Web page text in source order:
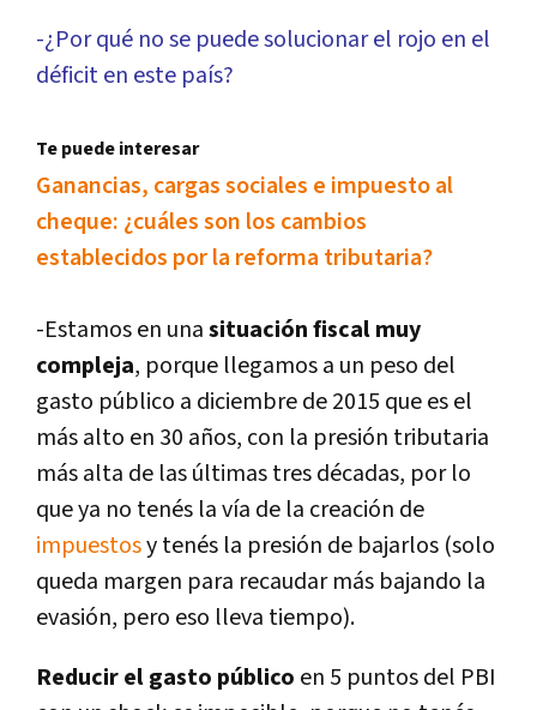
-¿Por qué no se puede solucionar el rojo en el
déficit en este paí­s?
Te puede interesar
Ganancias, cargas sociales e impuesto al
cheque: ¿cuáles son los cambios
establecidos por la reforma tributaria?
-Estamos en unasituación fiscal muy
compleja, porque llegamos a un peso del
gasto público a diciembre de 2015 que es el
más alto en 30 años, con la presión tributaria
más alta de las últimas tres décadas, por lo
que ya no tenés la ví­a de la creación de
impuestosy tenés la presión de bajarlos (solo
queda margen para recaudar más bajando la
evasión, pero eso lleva tiempo).
Reducir el gasto público en 5 puntos del PBI